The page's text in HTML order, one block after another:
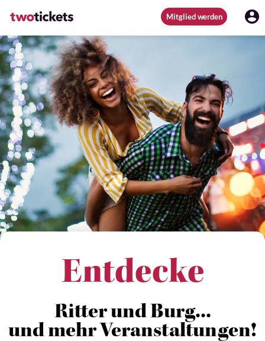
Mitglied werden
Entdecke
Ritter und Burg...
und mehr Veranstaltungen!